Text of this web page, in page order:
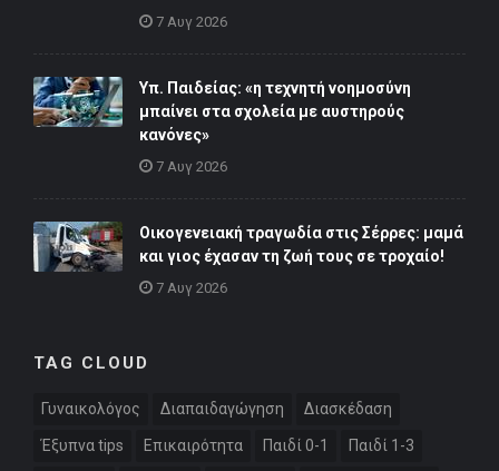
7 Αυγ 2026
Υπ. Παιδείας: «η τεχνητή νοημοσύνη
μπαίνει στα σχολεία με αυστηρούς
κανόνες»
7 Αυγ 2026
Οικογενειακή τραγωδία στις Σέρρες: μαμά
και γιος έχασαν τη ζωή τους σε τροχαίο!
7 Αυγ 2026
TAG CLOUD
Γυναικολόγος Διαπαιδαγώγηση Διασκέδαση
Έξυπνα tips Επικαιρότητα Παιδί 0-1 Παιδί 1-3